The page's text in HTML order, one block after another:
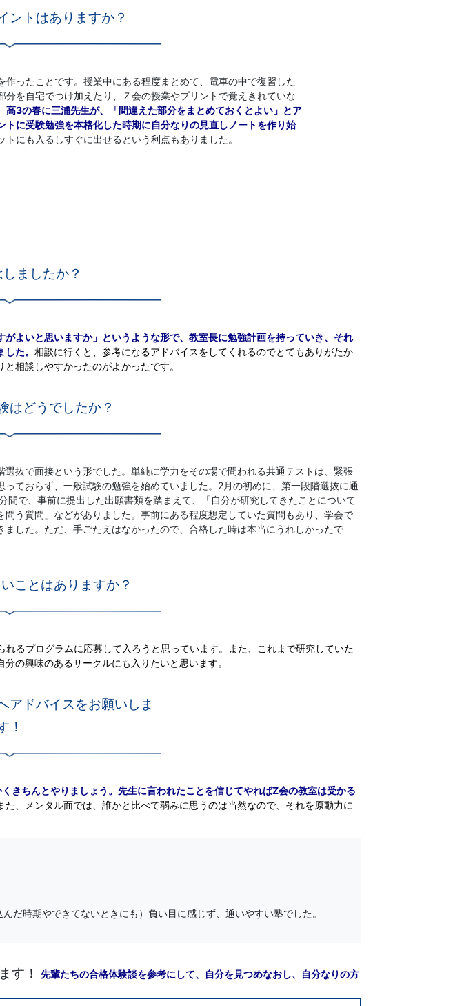
ントはありますか？
作ったことです。授業中にある程度まとめて、電車の中で復習した
分を自宅でつけ加えたり、Ｚ会の授業やプリントで覚えきれていな
高3の春に三浦先生が、「間違えた部分をまとめておくとよい」とア
トに受験勉強を本格化した時期に自分なりの見直しノートを作り始
トにも入るしすぐに出せるという利点もありました。
ましたか？
よいと思いますか」というような形で、教室長に勉強計画を持っていき、それ
た。 相談に行くと、参考になるアドバイスをしてくれるのでとてもありがたか
相談しやすかったのがよかったです。
はどうでしたか？
抜で面接という形でした。単純に学力をその場で問われる共通テストは、緊張
ておらず、一般試験の勉強を始めていました。2月の初めに、第一段階選抜に通
で、事前に提出した出願書類を踏まえて、「自分が研究してきたことについて
う質問」などがありました。事前にある程度想定していた質問もあり、学会で
した。ただ、手ごたえはなかったので、合格した時は本当にうれしかったで
ことはありますか？
るプログラムに応募して入ろうと思っています。また、これまで研究していた
の興味のあるサークルにも入りたいと思います。
アドバイスをお願いしま
！
きちんとやりましょう。先生に言われたことを信じてやればZ会の教室は受かる
た、メンタル面では、誰かと比べて弱みに思うのは当然なので、それを原動力に
だ時期やできてないときにも）負い目に感じず、通いやすい塾でした。
す！
先輩たちの合格体験談を参考にして、自分を見つめなおし、自分なりの方